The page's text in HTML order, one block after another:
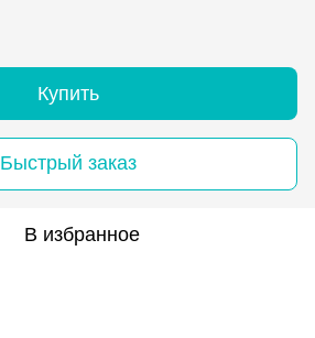
Купить
Быстрый заказ
В избранное